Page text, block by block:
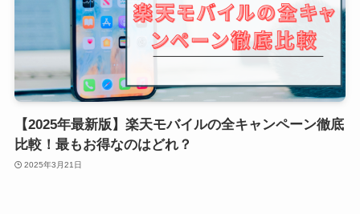
【2025年最新版】楽天モバイルの全キャンペーン徹底
比較！最もお得なのはどれ？
2025年3月21日